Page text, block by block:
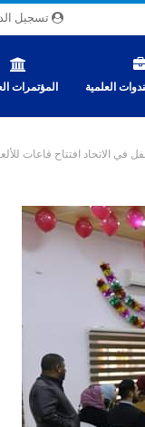
تسجيل
العلمية المؤتمرات
في الاتحاد افتتاح قاعات